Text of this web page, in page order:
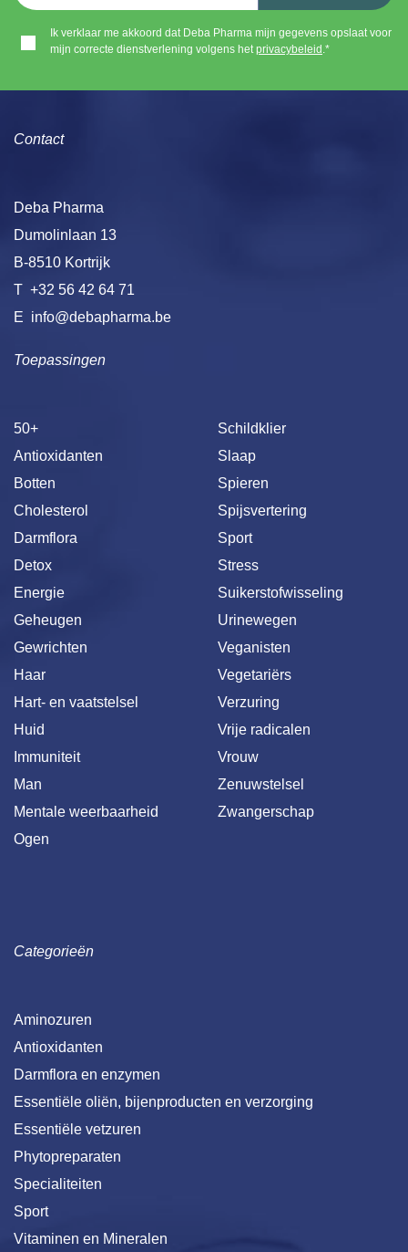
Ik verklaar me akkoord dat Deba Pharma mijn gegevens opslaat voor
mijn correcte dienstverlening volgens hetprivacybeleid .*
Toepassingen
50+
Antioxidanten
Botten
Cholesterol
Darmflora
Detox
Energie
Geheugen
Gewrichten
Haar
Hart- en vaatstelsel
Huid
Immuniteit
Man
Mentale weerbaarheid
Ogen
Schildklier
Slaap
Spieren
Spijsvertering
Sport
Stress
Suikerstofwisseling
Urinewegen
Veganisten
Vegetariërs
Verzuring
Vrije radicalen
Vrouw
Zenuwstelsel
Zwangerschap
Contact
Deba Pharma
Dumolinlaan 13
B-8510 Kortrijk
T +32 56 42 64 71
E info@debapharma.be
Categorieën
Aminozuren
Antioxidanten
Darmflora en enzymen
Essentiële oliën, bijenproducten en verzorging
Essentiële vetzuren
Phytopreparaten
Specialiteiten
Sport
Vitaminen en Mineralen